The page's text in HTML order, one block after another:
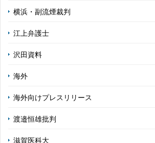
横浜・副流煙裁判
江上弁護士
沢田資料
海外
海外向けプレスリリース
渡邉恒雄批判
滋賀医科大